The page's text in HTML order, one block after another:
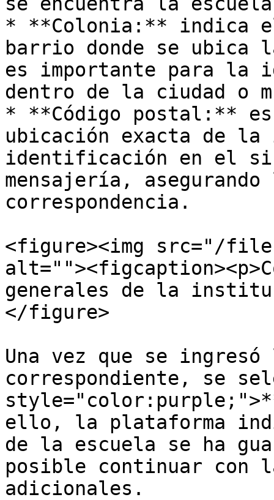
* **Colonia:** indica
barrio donde se ubica
es importante para la
dentro de la ciudad o
* **Código postal:**
ubicación exacta de
identificación en el
mensajería,
correspondencia.
<figure><img src="/files/
generales de la
</figure>
Una vez que se
correspondiente, se
ello, la plataforma
de la escuela se ha
posible continuar con
adicionales.